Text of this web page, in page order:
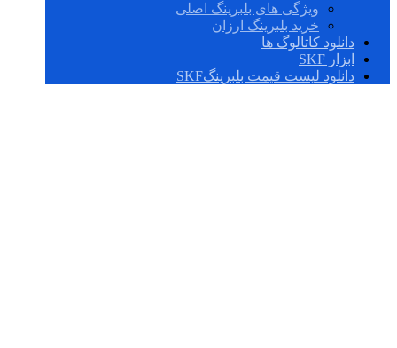
ویژگی های بلبرینگ اصلی
خرید بلبرینگ ارزان
دانلود کاتالوگ ها
ابزار SKF
دانلود لیست قیمت بلبرینگSKF